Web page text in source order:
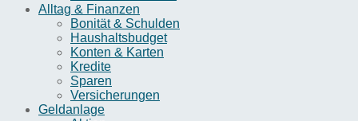
Alltag & Finanzen
Bonität & Schulden
Haushaltsbudget
Konten & Karten
Kredite
Sparen
Versicherungen
Geldanlage